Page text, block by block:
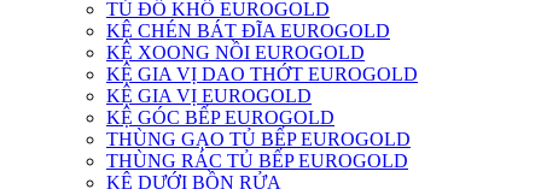
TỦ ĐỒ KHÔ EUROGOLD
KỆ CHÉN BÁT ĐĨA EUROGOLD
KỆ XOONG NỒI EUROGOLD
KỆ GIA VỊ DAO THỚT EUROGOLD
KỆ GIA VỊ EUROGOLD
KỆ GÓC BẾP EUROGOLD
THÙNG GẠO TỦ BẾP EUROGOLD
THÙNG RÁC TỦ BẾP EUROGOLD
KỆ DƯỚI BỒN RỬA